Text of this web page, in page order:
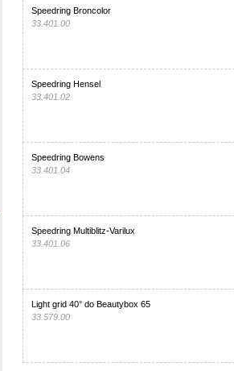
Speedring Broncolor
33.401.00
Speedring Hensel
33.401.02
Speedring Bowens
33.401.04
Speedring Multiblitz-Varilux
33.401.06
Light grid 40° do Beautybox 65
33.579.00